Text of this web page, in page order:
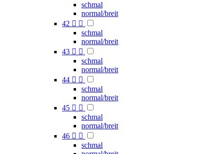
schmal
normal/breit
42  
schmal
normal/breit
43  
schmal
normal/breit
44  
schmal
normal/breit
45  
schmal
normal/breit
46  
schmal